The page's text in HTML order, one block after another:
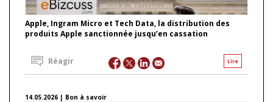
Apple, Ingram Micro et Tech Data, la distribution des
produits Apple sanctionnée jusqu’en cassation
Lire
Réagir
14.05.2026 | Bon à savoir